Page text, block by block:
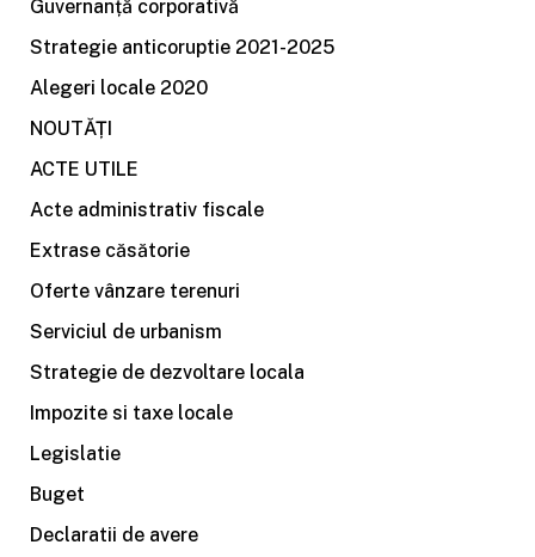
Guvernanță corporativă
Strategie anticoruptie 2021-2025
Alegeri locale 2020
NOUTĂȚI
ACTE UTILE
Acte administrativ fiscale
Extrase căsătorie
Oferte vânzare terenuri
Serviciul de urbanism
Strategie de dezvoltare locala
Impozite si taxe locale
Legislatie
Buget
Declaratii de avere